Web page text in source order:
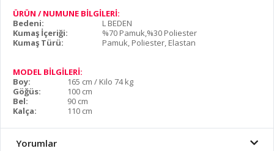
ÜRÜN / NUMUNE BİLGİLERİ:
Bedeni:
L BEDEN
Kumaş İçeriği:
%70 Pamuk,%30 Poliester
Kumaş Türü:
Pamuk, Poliester, Elastan
MODEL BİLGİLERİ:
Boy:
165 cm / Kilo 74 kg
Göğüs:
100 cm
Bel:
90 cm
Kalça:
110 cm
Yorumlar